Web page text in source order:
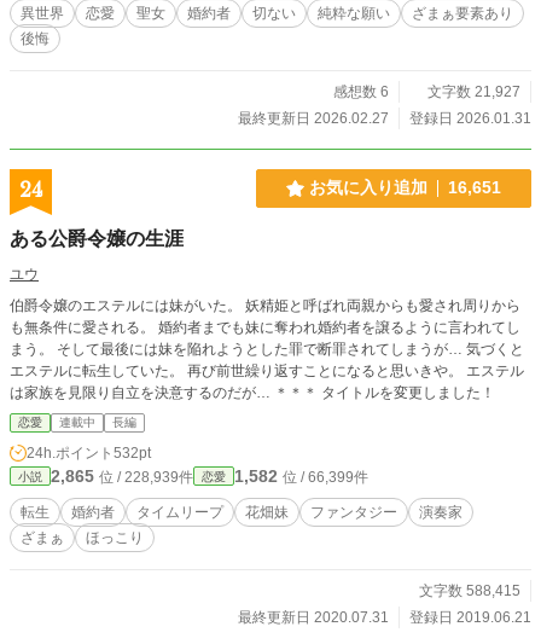
異世界 恋愛 聖女 婚約者 切ない 純粋な願い
ざまぁ要素あり
後悔
感想数 6
文字数 21,927
最終更新日 2026.02.27
登録日 2026.01.31
24 お気に入り追加 16,651
ある公爵令嬢の生涯
ユウ
伯爵令嬢のエステルには妹がいた。 妖精姫と呼ばれ両親からも愛され周りから
も無条件に愛される。 婚約者までも妹に奪われ婚約者を譲るように言われてし
まう。 そして最後には妹を陥れようとした罪で断罪されてしまうが… 気づくと
エステルに転生していた。 再び前世繰り返すことになると思いきや。 エステル
は家族を見限り自立を決意するのだが… ＊＊＊ タイトルを変更しました！
恋愛 連載中 長編
24h.ポイント 532pt
小説 2,865 位 / 228,939件 恋愛 1,582 位 / 66,399件
転生 婚約者 タイムリープ 花畑妹 ファンタジー
演奏家
ざまぁ
ほっこり
文字数 588,415
最終更新日 2020.07.31
登録日 2019.06.21